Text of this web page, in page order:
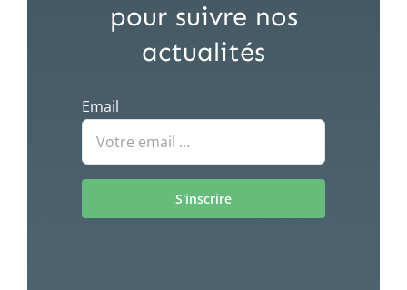
pour suivre nos
actualités
Email